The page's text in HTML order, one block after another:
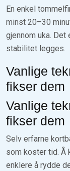
En enkel
minst 20–30
gjennom uka.
stabilitet legges.
Vanlige
fikser dem
Vanlige
fikser dem
Selv erfarne
som koster tid. Å
enklere å rydde